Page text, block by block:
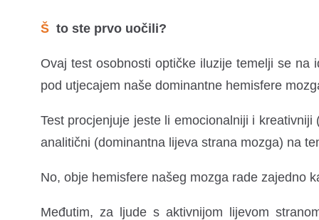
Što ste prvo uočili?
Ovaj test osobnosti optičke iluzije temelji se
pod utjecajem naše dominantne hemisfere
Test procjenjuje jeste li emocionalniji i
analitični (dominantna lijeva strana mozga) na
No, obje hemisfere našeg mozga rade zajedno
Međutim, za ljude s aktivnijom lijevom